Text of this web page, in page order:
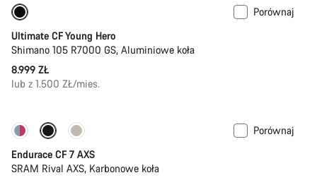
Porównaj
Ultimate CF Young Hero
Shimano 105 R7000 GS, Aluminiowe koła
8.999 ZŁ
lub z 1.500 ZŁ/mies.
Nowa dostawa
Porównaj
Endurace CF 7 AXS
SRAM Rival AXS, Karbonowe koła